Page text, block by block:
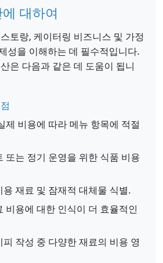
대하여
토랑, 케이터링 비즈니스 및 가정
성을 이해하는 데 필수적입니다.
은 다음과 같은 데 도움이 됩니
제 비용에 따라 메뉴 항목에 적절
또는 정기 운영을 위한 식품 비용
용 재료 및 잠재적 대체물 식별.
비용에 대한 인식이 더 효율적인
피 작성 중 다양한 재료의 비용 영